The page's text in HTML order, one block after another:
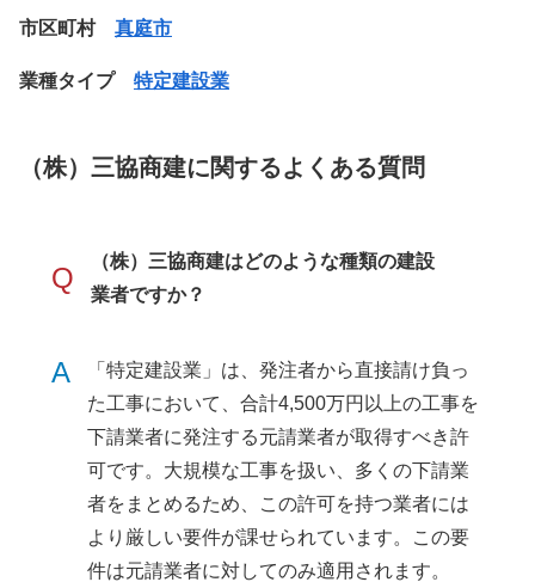
市区町村 真庭市
業種タイプ 特定建設業
（株）三協商建に関するよくある質問
Q
（株）三協商建はどのような種類の建設
業者ですか？
A
「特定建設業」は、発注者から直接請け負っ
た工事において、合計4,500万円以上の工事を
下請業者に発注する元請業者が取得すべき許
可です。大規模な工事を扱い、多くの下請業
者をまとめるため、この許可を持つ業者には
より厳しい要件が課せられています。この要
件は元請業者に対してのみ適用されます。